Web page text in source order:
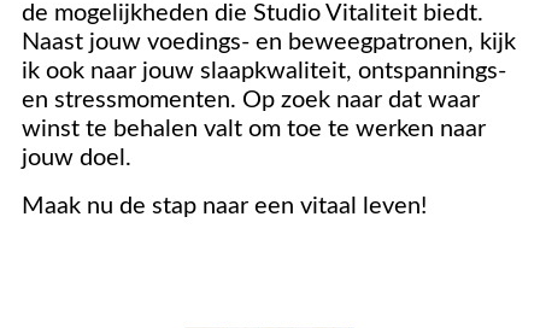
de mogelijkheden die Studio Vitaliteit biedt.
Naast jouw voedings- en beweegpatronen, kijk
ik ook naar jouw slaapkwaliteit, ontspannings-
en stressmomenten. Op zoek naar dat waar
winst te behalen valt om toe te werken naar
jouw doel.
Maak nu de stap naar een vitaal leven!